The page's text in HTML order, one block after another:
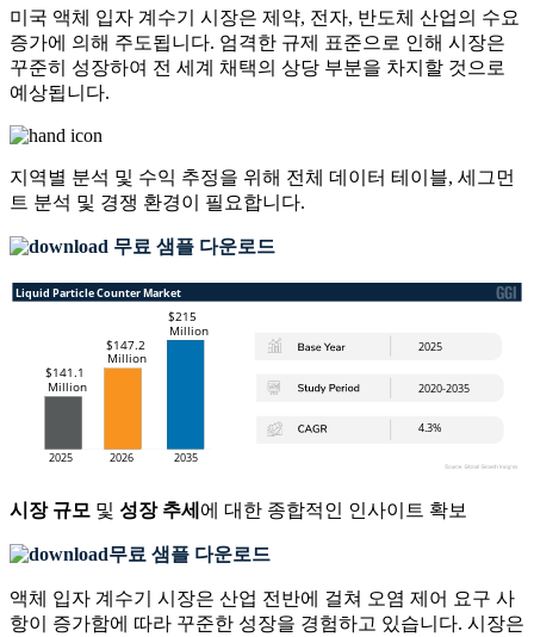
미국 액체 입자 계수기 시장은 제약, 전자, 반도체 산업의 수요
증가에 의해 주도됩니다. 엄격한 규제 표준으로 인해 시장은
꾸준히 성장하여 전 세계 채택의 상당 부분을 차지할 것으로
예상됩니다.
지역별 분석 및 수익 추정을 위해 전체 데이터 테이블, 세그먼
트 분석 및 경쟁 환경이 필요합니다.
무료 샘플 다운로드
시장 규모 및 성장 추세 에 대한 종합적인 인사이트 확보
무료 샘플 다운로드
액체 입자 계수기 시장은 산업 전반에 걸쳐 오염 제어 요구 사
항이 증가함에 따라 꾸준한 성장을 경험하고 있습니다. 시장은